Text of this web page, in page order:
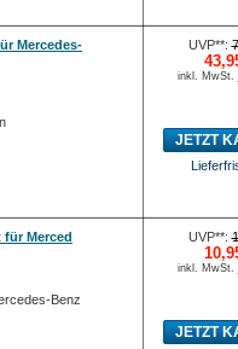
Mercedes- UVP**:
inkl. MwSt.
JETZT
Merced
Benz
UVP**:
inkl. MwSt.
JETZT